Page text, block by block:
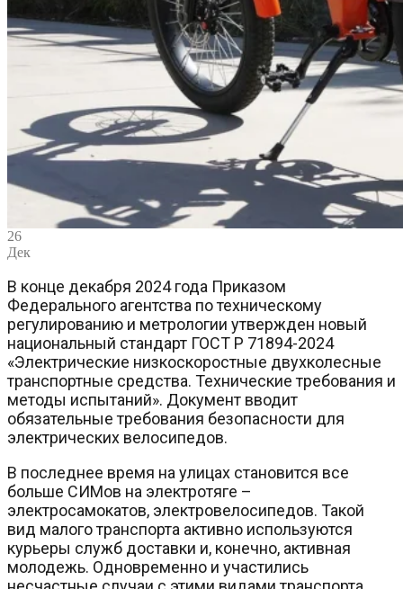
26
Дек
В конце декабря 2024 года Приказом
Федерального агентства по техническому
регулированию и метрологии утвержден новый
национальный стандарт ГОСТ Р 71894-2024
«Электрические низкоскоростные двухколесные
транспортные средства. Технические требования и
методы испытаний». Документ вводит
обязательные требования безопасности для
электрических велосипедов.
В последнее время на улицах становится все
больше СИМов на электротяге –
электросамокатов, электровелосипедов. Такой
вид малого транспорта активно используются
курьеры служб доставки и, конечно, активная
молодежь. Одновременно и участились